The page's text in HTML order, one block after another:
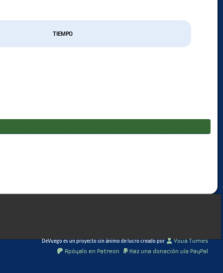
TIEMPO
DeVuego es un proyecto sin ánimo de lucro creado por
Yova Turnes
Apóyalo en Patreon
Haz una donación vía PayPal